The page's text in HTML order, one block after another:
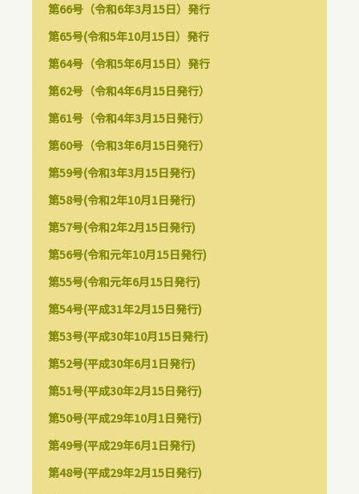
第66号（令和6年3月15日）発行
第65号(令和5年10月15日）発行
第64号（令和5年6月15日）発行
第62号（令和4年6月15日発行）
第61号（令和4年3月15日発行）
第60号（令和3年6月15日発行）
第59号(令和3年3月15日発行)
第58号(令和2年10月1日発行)
第57号(令和2年2月15日発行)
第56号(令和元年10月15日発行)
第55号(令和元年6月15日発行)
第54号(平成31年2月15日発行)
第53号(平成30年10月15日発行)
第52号(平成30年6月1日発行)
第51号(平成30年2月15日発行)
第50号(平成29年10月1日発行)
第49号(平成29年6月1日発行)
第48号(平成29年2月15日発行)